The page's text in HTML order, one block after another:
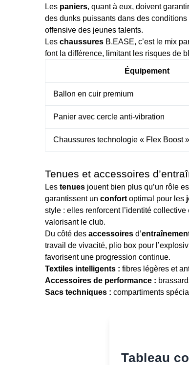
Les paniers, quant à eux, doivent
des dunks puissants dans des
offensive des jeunes talents.
Les chaussures B.EASE, c’est le mix
font la différence, limitant les risques de
Équipement
Ballon en cuir premium
Panier avec cercle anti-vibration
Chaussures technologie « Flex Boost »
Tenues et accessoires
Les tenues jouent bien plus qu’un rôle
garantissent un confort optimal pour les
style : elles renforcent l’identité
valorisant le club.
Du côté des accessoires d’
travail de vivacité, plio box pour
favorisent une progression continue.
Textiles intelligents : fibres légères et
Accessoires de performance :
Sacs techniques : compartiments
Tableau